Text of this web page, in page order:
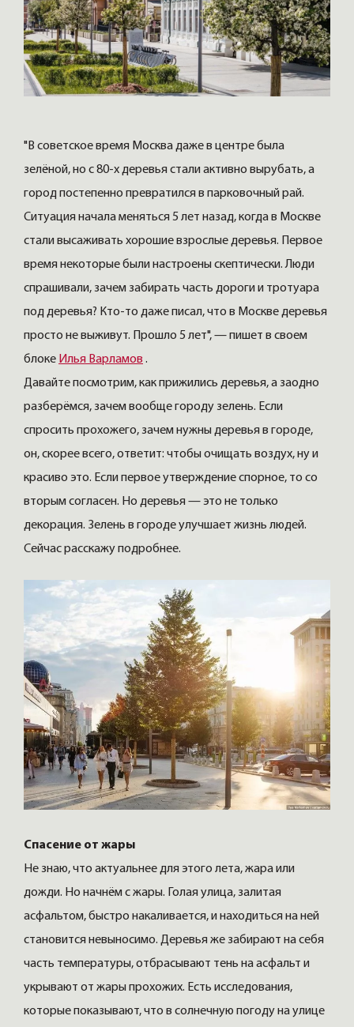
"В советское время Москва даже в центре была
зелёной, но с 80-х деревья стали активно вырубать, а
город постепенно превратился в парковочный рай.
Ситуация начала меняться 5 лет назад, когда в Москве
стали высаживать хорошие взрослые деревья. Первое
время некоторые были настроены скептически. Люди
спрашивали, зачем забирать часть дороги и тротуара
под деревья? Кто-то даже писал, что в Москве деревья
просто не выживут. Прошло 5 лет", — пишет в своем
блоке Илья Варламов .
Давайте посмотрим, как прижились деревья, а заодно
разберёмся, зачем вообще городу зелень. Если
спросить прохожего, зачем нужны деревья в городе,
он, скорее всего, ответит: чтобы очищать воздух, ну и
красиво это. Если первое утверждение спорное, то со
вторым согласен. Но деревья — это не только
декорация. Зелень в городе улучшает жизнь людей.
Сейчас расскажу подробнее.
Спасение от жары
Не знаю, что актуальнее для этого лета, жара или
дожди. Но начнём с жары. Голая улица, залитая
асфальтом, быстро накаливается, и находиться на ней
становится невыносимо. Деревья же забирают на себя
часть температуры, отбрасывают тень на асфальт и
укрывают от жары прохожих. Есть исследования,
которые показывают, что в солнечную погоду на улице